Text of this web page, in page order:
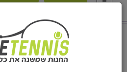
מהקטגוריה
כדורעף | Optx Avp Vb
eplica